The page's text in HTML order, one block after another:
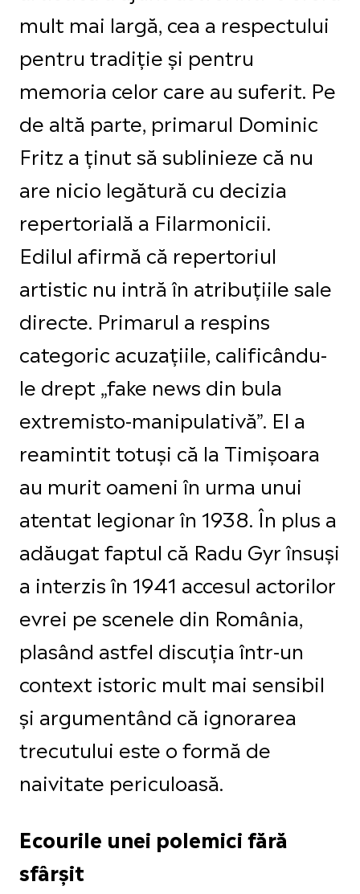
mult mai largă, cea a respectului
pentru tradiție și pentru
memoria celor care au suferit. Pe
de altă parte, primarul Dominic
Fritz a ținut să sublinieze că nu
are nicio legătură cu decizia
repertorială a Filarmonicii.
Edilul afirmă că repertoriul
artistic nu intră în atribuțiile sale
directe. Primarul a respins
categoric acuzațiile, calificându-
le drept „fake news din bula
extremisto-manipulativă”. El a
reamintit totuși că la Timișoara
au murit oameni în urma unui
atentat legionar în 1938. În plus a
adăugat faptul că Radu Gyr însuși
a interzis în 1941 accesul actorilor
evrei pe scenele din România,
plasând astfel discuția într-un
context istoric mult mai sensibil
și argumentând că ignorarea
trecutului este o formă de
naivitate periculoasă.
Ecourile unei polemici fără
sfârșit